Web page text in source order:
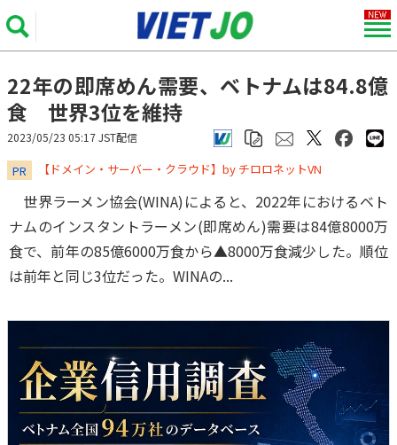
22年の即席めん需要、ベトナムは84.8億
食 世界3位を維持
2023/05/23 05:17 JST配信
PR ​​​​​​​【ドメイン・サーバー・クラウド】by チロロネットVN
世界ラーメン協会(WINA)によると、2022年におけるベト
ナムのインスタントラーメン(即席めん)需要は84億8000万
食で、前年の85億6000万食から▲8000万食減少した。順位
は前年と同じ3位だった。WINAの...